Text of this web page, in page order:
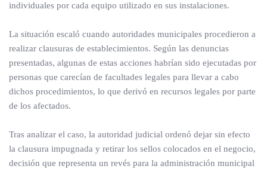
individuales por cada equipo utilizado en sus instalaciones.
La situación escaló cuando autoridades municipales procedieron a
realizar clausuras de establecimientos. Según las denuncias
presentadas, algunas de estas acciones habrían sido ejecutadas por
personas que carecían de facultades legales para llevar a cabo
dichos procedimientos, lo que derivó en recursos legales por parte
de los afectados.
Tras analizar el caso, la autoridad judicial ordenó dejar sin efecto
la clausura impugnada y retirar los sellos colocados en el negocio,
decisión que representa un revés para la administración municipal